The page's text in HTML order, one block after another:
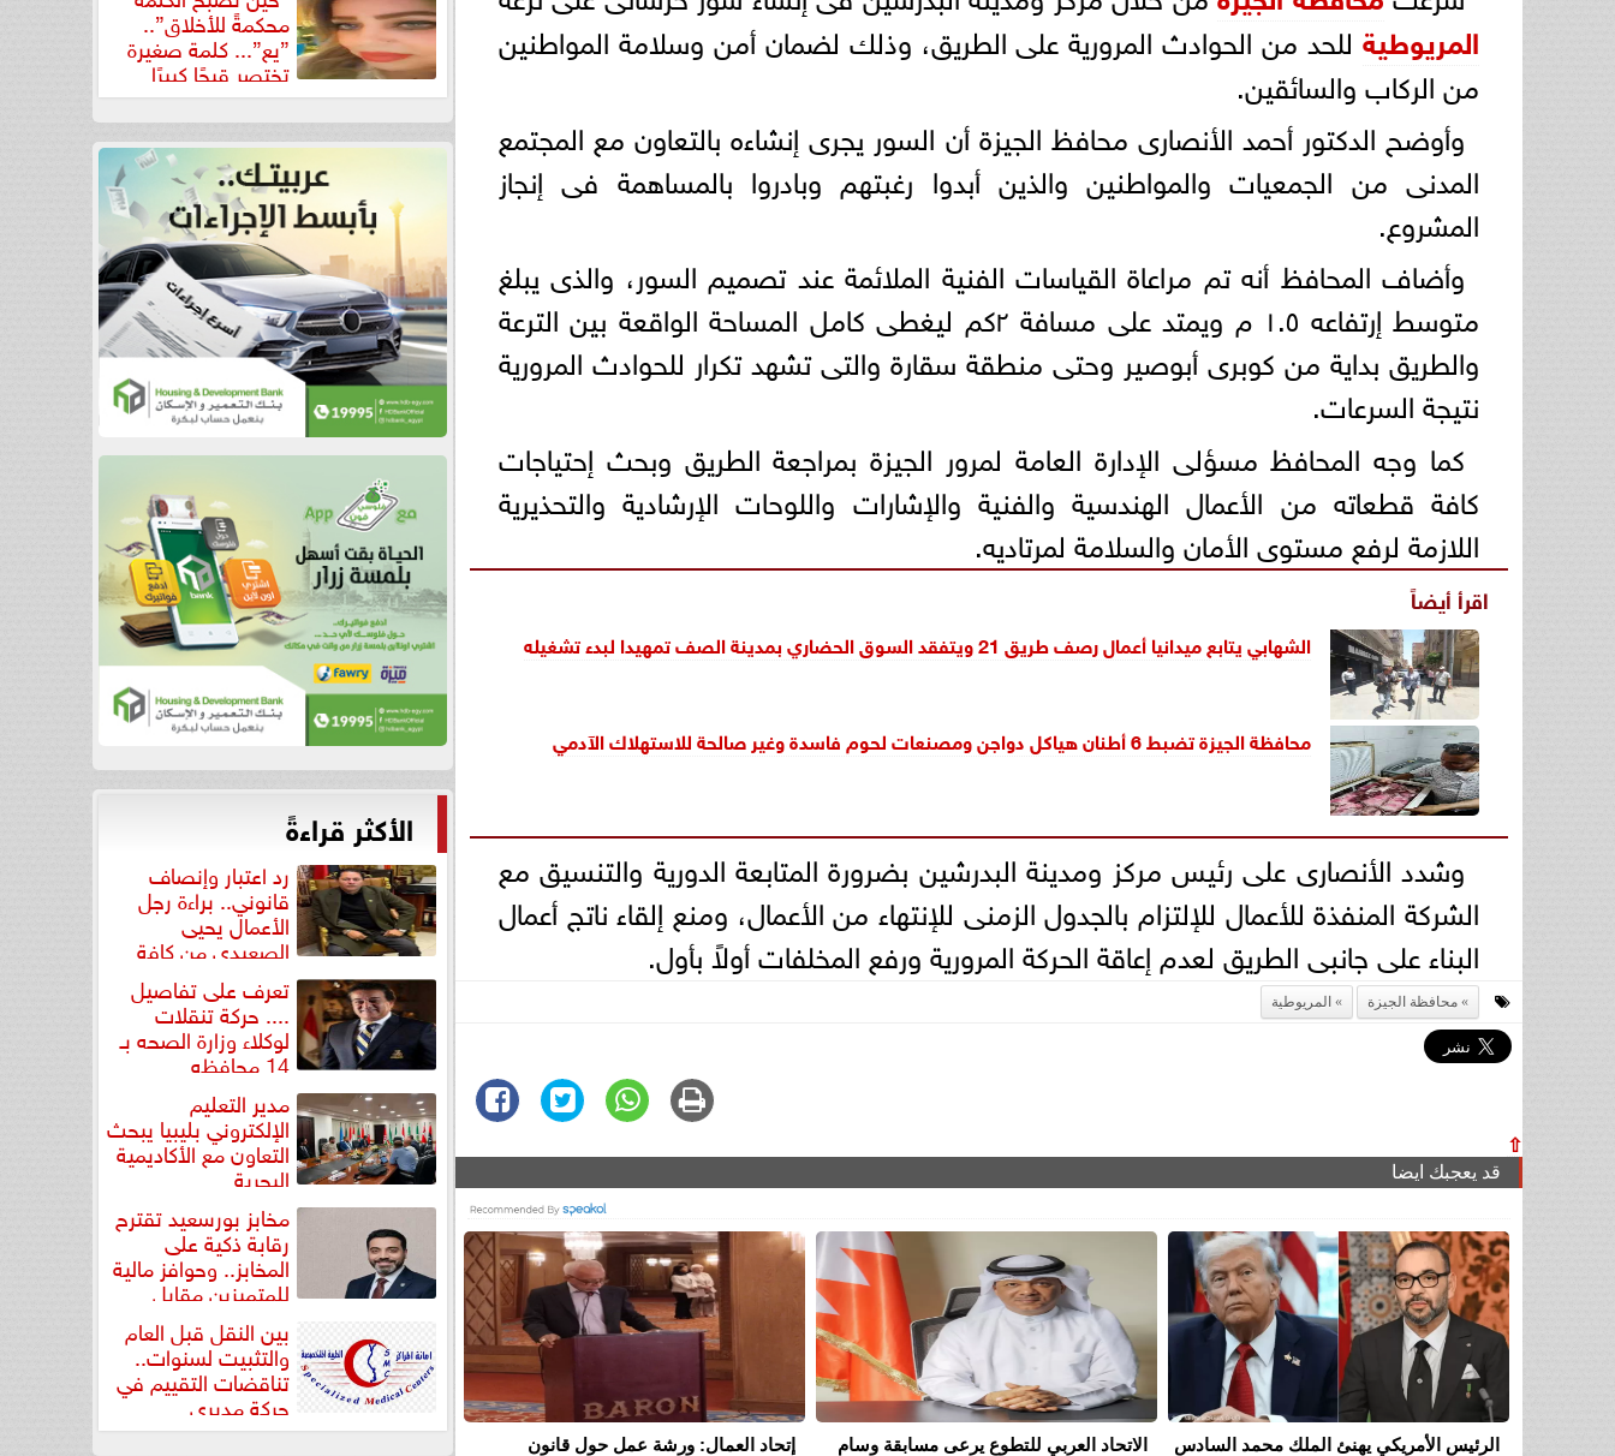
المريوطية للحد من الحوادث المرورية على الطريق، وذلك لضمان أمن وسلامة المواطنين
من الركاب والسائقين.
وأوضح الدكتور أحمد الأنصارى محافظ الجيزة أن السور يجرى إنشاءه بالتعاون مع المجتمع
المدنى من الجمعيات والمواطنين والذين أبدوا رغبتهم وبادروا بالمساهمة فى إنجاز
المشروع.
وأضاف المحافظ أنه تم مراعاة القياسات الفنية الملائمة عند تصميم السور، والذى يبلغ
متوسط إرتفاعه ١.٥ م ويمتد على مسافة ٢كم ليغطى كامل المساحة الواقعة بين الترعة
والطريق بداية من كوبرى أبوصير وحتى منطقة سقارة والتى تشهد تكرار للحوادث المرورية
نتيجة السرعات.
كما وجه المحافظ مسؤلى الإدارة العامة لمرور الجيزة بمراجعة الطريق وبحث إحتياجات
كافة قطعاته من الأعمال الهندسية والفنية والإشارات واللوحات الإرشادية والتحذيرية
اللازمة لرفع مستوى الأمان والسلامة لمرتاديه.
اقرأ أيضاً
الشهابي يتابع ميدانيا أعمال رصف طريق 21 ويتفقد السوق الحضاري بمدينة الصف تمهيدا لبدء تشغيله
محافظة الجيزة تضبط 6 أطنان هياكل دواجن ومصنعات لحوم فاسدة وغير صالحة للاستهلاك الآدمي
وشدد الأنصارى على رئيس مركز ومدينة البدرشين بضرورة المتابعة الدورية والتنسيق مع
الشركة المنفذة للأعمال للإلتزام بالجدول الزمنى للإنتهاء من الأعمال، ومنع إلقاء ناتج أعمال
البناء على جانبى الطريق لعدم إعاقة الحركة المرورية ورفع المخلفات أولاً بأول.
محافظة الجيزة المريوطية
⇧
قد يعجبك ايضا
الرئيس الأمريكي يهنئ الملك محمد السادس
الاتحاد العربي للتطوع يرعى مسابقة وسام
إتحاد العمال: ورشة عمل حول قانون
محكمةً للأخلاق”..
”يع”... كلمة صغيرة
تختصر قبحًا كبيرًا
الأكثر قراءةً
رد اعتبار وإنصاف
قانوني.. براءة رجل
الأعمال يحيى
الصعيدي من كافة
التهم... تعرف على تفاصيل
.... حركة تنقلات
لوكلاء وزارة الصحه بـ
14 محافظه
مدير التعليم
الإلكتروني بليبيا يبحث
التعاون مع الأكاديمية
البحرية
مخابز بورسعيد تقترح
رقابة ذكية على
المخابز.. وحوافز مالية
للمتميزين مقابل
بين النقل قبل العام
والتثبيت لسنوات..
تناقضات التقييم في
حركة مديري
”مستشفيات...